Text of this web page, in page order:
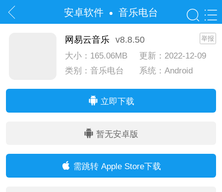
安卓软件 音乐电台
网易云音乐 v8.8.50
大小：165.06MB
更新：2022-12-09
类别：音乐电台
系统：Android
举报
立即下载
暂无安卓版
需跳转 Apple Store下载